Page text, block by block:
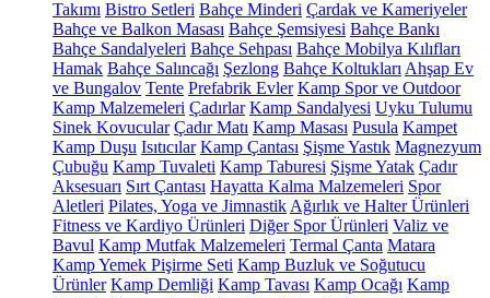
Takımı Bistro Setleri Bahçe Minderi Çardak ve Kameriyeler
Bahçe ve Balkon Masası Bahçe Şemsiyesi Bahçe Bankı
Bahçe Sandalyeleri Bahçe Sehpası Bahçe Mobilya Kılıfları
Hamak Bahçe Salıncağı Şezlong Bahçe Koltukları Ahşap Ev
ve Bungalov Tente Prefabrik Evler Kamp Spor ve Outdoor
Kamp Malzemeleri Çadırlar Kamp Sandalyesi Uyku Tulumu
Sinek Kovucular Çadır Matı Kamp Masası Pusula Kampet
Kamp Duşu Isıtıcılar Kamp Çantası Şişme Yastık Magnezyum
Çubuğu Kamp Tuvaleti Kamp Taburesi Şişme Yatak Çadır
Aksesuarı Sırt Çantası Hayatta Kalma Malzemeleri Spor
Aletleri Pilates, Yoga ve Jimnastik Ağırlık ve Halter Ürünleri
Fitness ve Kardiyo Ürünleri Diğer Spor Ürünleri Valiz ve
Bavul Kamp Mutfak Malzemeleri Termal Çanta Matara
Kamp Yemek Pişirme Seti Kamp Buzluk ve Soğutucu
Ürünler Kamp Demliği Kamp Tavası Kamp Ocağı Kamp